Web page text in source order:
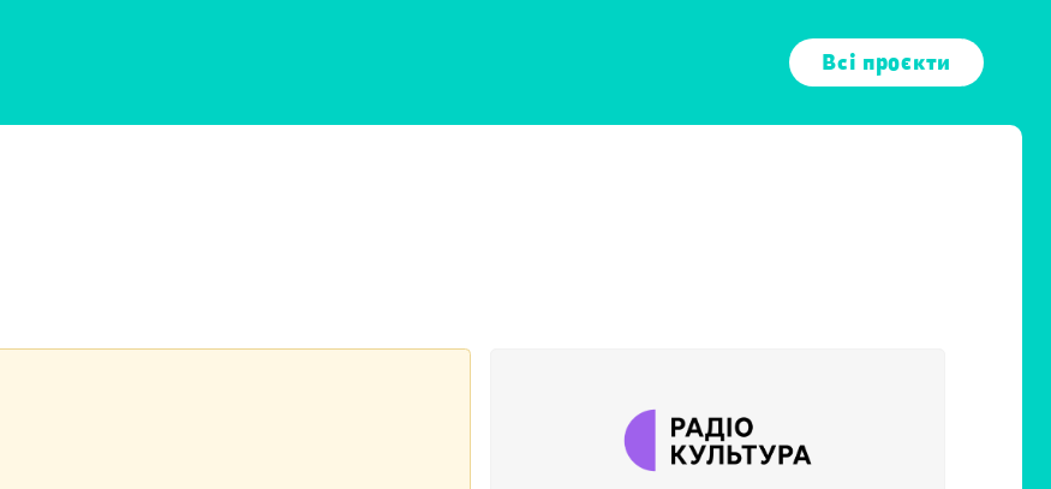
Всі проєкти